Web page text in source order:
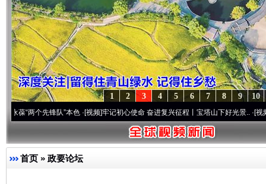
10
9
8
7
6
5
4
3
2
1
先锋队”本色·[视频]牢记初心使命 奋进复兴征程丨宝塔山下好光景..·[视频]因党而
首页 » 政要论坛